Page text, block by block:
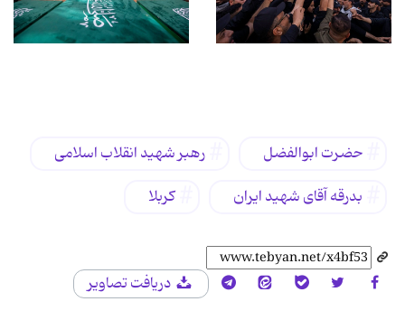
حضرت ابوالفضل
رهبر شهید انقلاب اسلامی
بدرقه آقای شهید ایران
کربلا
دریافت تصاویر